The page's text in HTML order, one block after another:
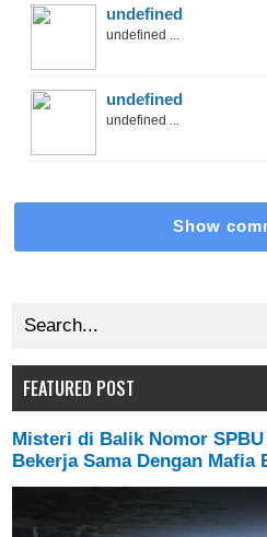
undefined
undefined ...
undefined
undefined ...
Show
FEATURED POST
Misteri di Balik Nomor SPBU
Bekerja Sama Dengan Mafia